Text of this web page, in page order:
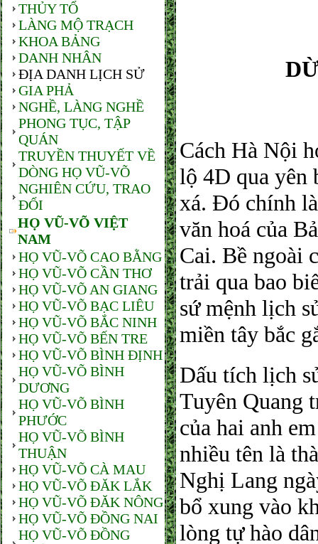
THỦY TỔ
LÀNG MỘ TRẠCH
KHOA BẢNG
DANH NHÂN
ĐỊA DANH LỊCH SỬ
GIA PHẢ
NGHỀ, LÀNG NGHỀ
PHONG TỤC, TẬP
QUÁN
TRUYỀN THUYẾT VỀ
DÒNG HỌ VŨ-VÕ
NGHIÊN CỨU, TRAO
ĐỔI
HỌ VŨ-VÕ VIỆT
NAM
HỌ VŨ-VÕ CAO BẰNG
HỌ VŨ-VÕ CẦN THƠ
HỌ VŨ-VÕ AN GIANG
HỌ VŨ-VÕ BẠC LIÊU
HỌ VŨ-VÕ BẮC NINH
HỌ VŨ-VÕ BẾN TRE
HỌ VŨ-VÕ BÌNH ĐỊNH
HỌ VŨ-VÕ BÌNH
DƯƠNG
HỌ VŨ-VÕ BÌNH
PHƯỚC
HỌ VŨ-VÕ BÌNH
THUẬN
HỌ VŨ-VÕ CÀ MAU
HỌ VŨ-VÕ ĐĂK LẮK
HỌ VŨ-VÕ ĐĂK NÔNG
HỌ VŨ-VÕ ĐỒNG NAI
HỌ VŨ-VÕ ĐỒNG
Cách Hà Nội
lộ 4D qua yên
xá. Đó chính
văn hoá của
Cai. Bề ngoài
trải qua bao
sứ mệnh lịch
miền tây bắc
Dấu tích lịch
Tuyên Quang
của hai anh
nhiều tên là
Nghị Lang
bổ xung vào
lòng tự hào